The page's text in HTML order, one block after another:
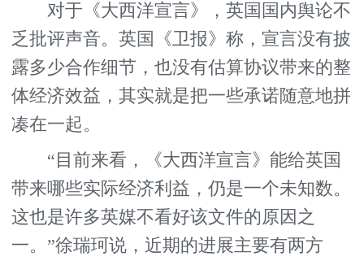
对于《大西洋宣言》，英国国内舆论不
乏批评声音。英国《卫报》称，宣言没有披
露多少合作细节，也没有估算协议带来的整
体经济效益，其实就是把一些承诺随意地拼
凑在一起。
“目前来看，《大西洋宣言》能给英国
带来哪些实际经济利益，仍是一个未知数。
这也是许多英媒不看好该文件的原因之
一。”徐瑞珂说，近期的进展主要有两方